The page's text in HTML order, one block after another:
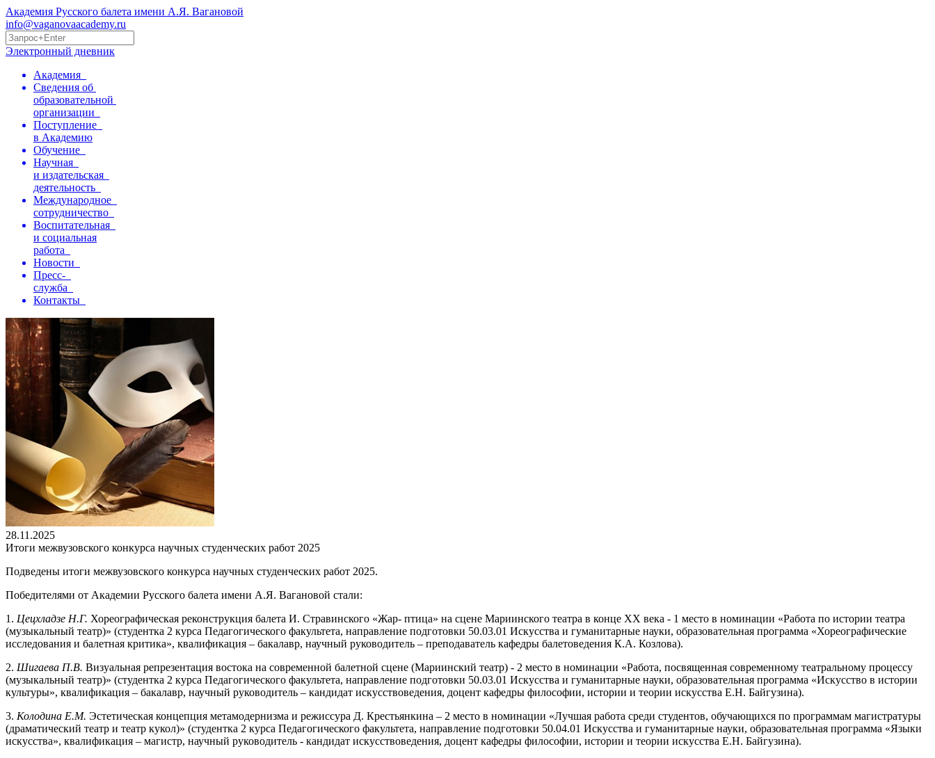
Академия Русского балета имени А.Я. Вагановой
info@vaganovaacademy.ru
Электронный дневник
Академия
Сведения об
образовательной
организации
Поступление
в Академию
Обучение
Научная
и издательская
деятельность
Международное
сотрудничество
Воспитательная
и социальная
работа
Новости
Пресс-
служба
Контакты
28.11.2025
Итоги межвузовского конкурса научных студенческих работ 2025
Подведены итоги межвузовского конкурса научных студенческих работ 2025.
Победителями от Академии Русского балета имени А.Я. Вагановой стали:
1. Цецхладзе Н.Г. Хореографическая реконструкция балета И. Стравинского «Жар- птица» на сцене Мариинского театра в конце XX века - 1 место в номинации «Работа по истории театра
(музыкальный театр)» (студентка 2 курса Педагогического факультета, направление подготовки 50.03.01 Искусства и гуманитарные науки, образовательная программа «Хореографические
исследования и балетная критика», квалификация – бакалавр, научный руководитель – преподаватель кафедры балетоведения К.А. Козлова).
2. Шигаева П.В. Визуальная репрезентация востока на современной балетной сцене (Мариинский театр) - 2 место в номинации «Работа, посвященная современному театральному процессу
(музыкальный театр)» (студентка 2 курса Педагогического факультета, направление подготовки 50.03.01 Искусства и гуманитарные науки, образовательная программа «Искусство в истории
культуры», квалификация – бакалавр, научный руководитель – кандидат искусствоведения, доцент кафедры философии, истории и теории искусства Е.Н. Байгузина).
3. Колодина Е.М. Эстетическая концепция метамодернизма и режиссура Д. Крестьянкина – 2 место в номинации «Лучшая работа среди студентов, обучающихся по программам магистратуры
(драматический театр и театр кукол)» (студентка 2 курса Педагогического факультета, направление подготовки 50.04.01 Искусства и гуманитарные науки, образовательная программа «Языки
искусства», квалификация – магистр, научный руководитель - кандидат искусствоведения, доцент кафедры философии, истории и теории искусства Е.Н. Байгузина).